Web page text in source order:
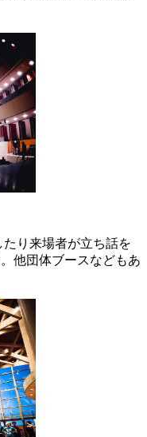
り来場者が立ち話を
他団体ブースなどもあ